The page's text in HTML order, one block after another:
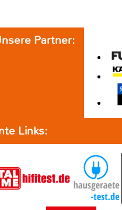
Partner:
Links: